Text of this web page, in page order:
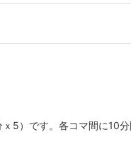
）です。各コマ間に10分